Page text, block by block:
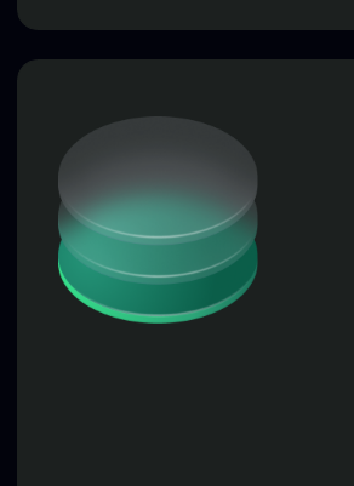
Все участники получают бесплатную
консультациюот эксперта рынка
аналитики MPSTATS Consulting и шанс
выиграть разработку индивидуальной
стратегии развития магазина.
Пройдите опрос
и станьте
участником
розыгрыша